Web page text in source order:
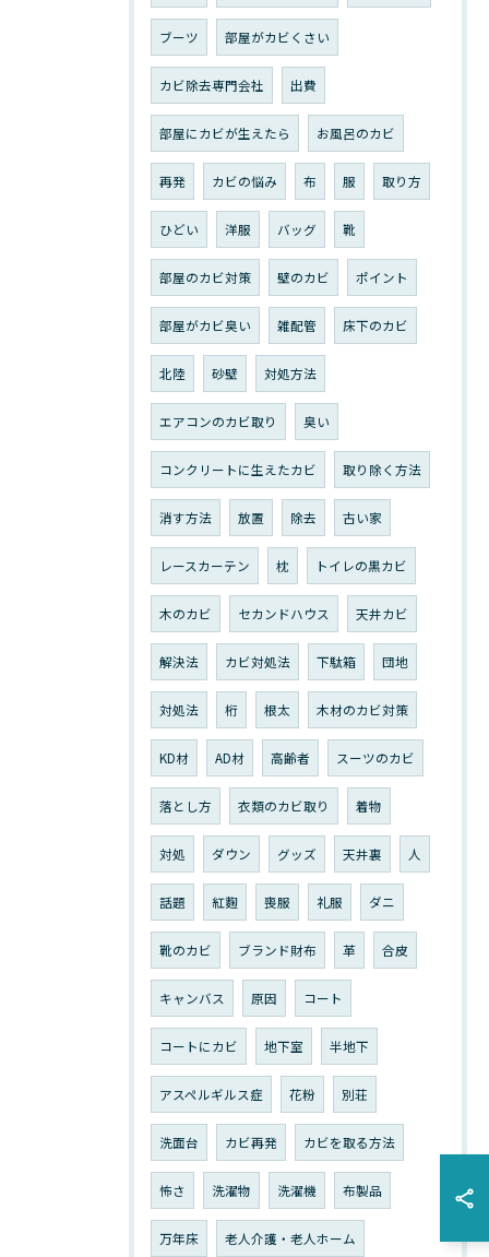
ブーツ 部屋がカビくさい
カビ除去専門会社 出費
部屋にカビが生えたら お風呂のカビ
再発 カビの悩み 布 服 取り方
ひどい 洋服 バッグ 靴
部屋のカビ対策 壁のカビ ポイント
部屋がカビ臭い 雑配管 床下のカビ
北陸 砂壁 対処方法
エアコンのカビ取り 臭い
コンクリートに生えたカビ 取り除く方法
消す方法 放置 除去 古い家
レースカーテン 枕 トイレの黒カビ
木のカビ セカンドハウス 天井カビ
解決法 カビ対処法 下駄箱 団地
対処法 桁 根太 木材のカビ対策
KD材 AD材 高齢者 スーツのカビ
落とし方 衣類のカビ取り 着物
対処 ダウン グッズ 天井裏 人
話題 紅麴 喪服 礼服 ダニ
靴のカビ ブランド財布 革 合皮
キャンバス 原因 コート
コートにカビ 地下室 半地下
アスペルギルス症 花粉 別荘
洗面台 カビ再発 カビを取る方法
怖さ 洗濯物 洗濯機 布製品
万年床 老人介護・老人ホーム